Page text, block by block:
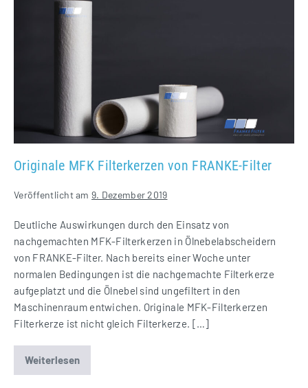
Filterkerzen
Originale MFK Filterkerzen von FRANKE-Filter
Veröffentlicht am 9. Dezember 2019
Deutliche Auswirkungen durch den Einsatz von
nachgemachten MFK-Filterkerzen in Ölnebelabscheidern
von FRANKE-Filter. Nach bereits einer Woche unter
normalen Bedingungen ist die nachgemachte Filterkerze
aufgeplatzt und die Ölnebel sind ungefiltert in den
Maschinenraum entwichen. Originale MFK-Filterkerzen
Filterkerze ist nicht gleich Filterkerze. […]
Weiterlesen
Originale
MFK